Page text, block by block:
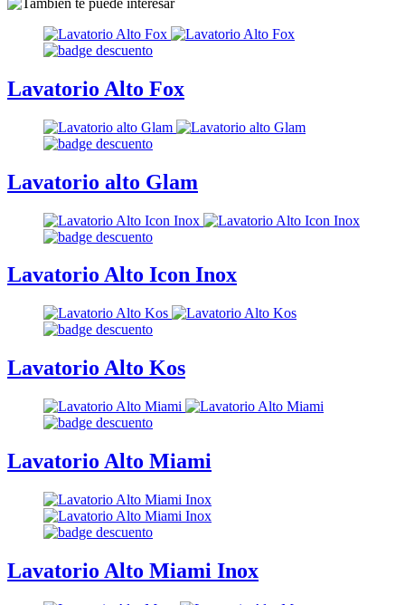
Lavatorio Alto Fox
Lavatorio alto Glam
Lavatorio Alto Icon Inox
Lavatorio Alto Kos
Lavatorio Alto Miami
Lavatorio Alto Miami Inox